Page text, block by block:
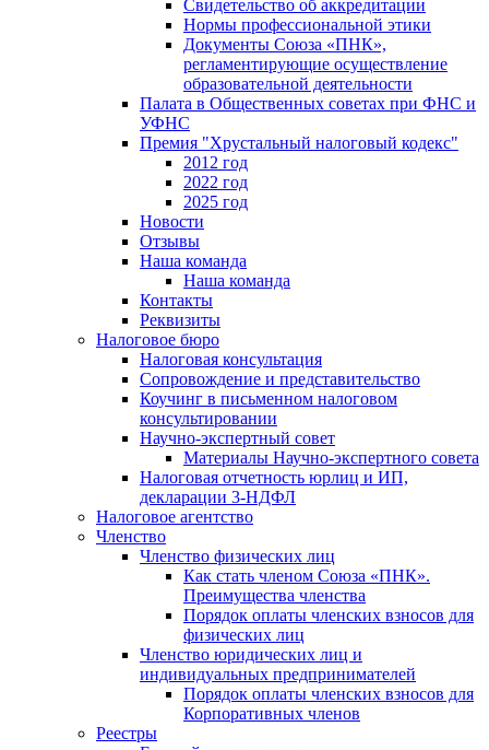
Свидетельство об аккредитации
Нормы профессиональной этики
Документы Союза «ПНК»,
регламентирующие осуществление
образовательной деятельности
Палата в Общественных советах при ФНС и
УФНС
Премия "Хрустальный налоговый кодекс"
2012 год
2022 год
2025 год
Новости
Отзывы
Наша команда
Наша команда
Контакты
Реквизиты
Налоговое бюро
Налоговая консультация
Cопровождение и представительство
Коучинг в письменном налоговом
консультировании
Научно-экспертный совет
Материалы Научно-экспертного совета
Налоговая отчетность юрлиц и ИП,
декларации 3-НДФЛ
Налоговое агентство
Членство
Членство физических лиц
Как стать членом Союза «ПНК».
Преимущества членства
Порядок оплаты членских взносов для
физических лиц
Членство юридических лиц и
индивидуальных предпринимателей
Порядок оплаты членских взносов для
Корпоративных членов
Реестры